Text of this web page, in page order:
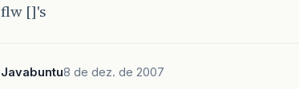
flw []'s
Javabuntu8 de dez. de 2007